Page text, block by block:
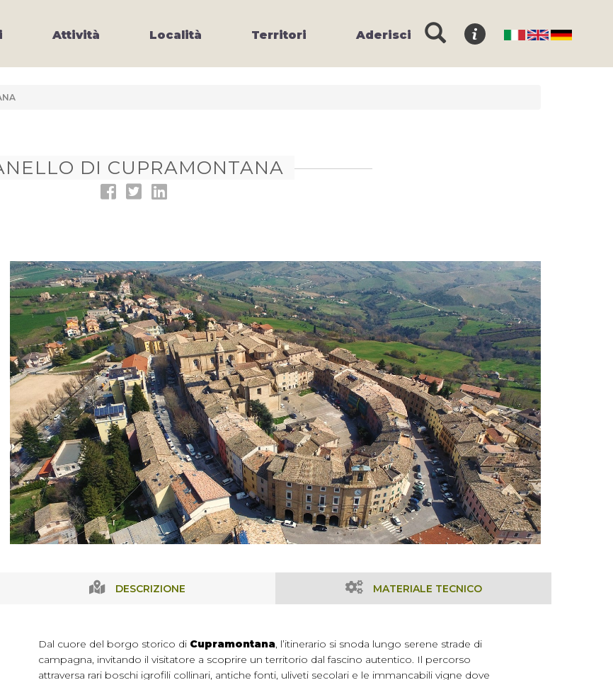
Attività Località Territori Aderisci
DI CUPRAMONTANA
DESCRIZIONE MATERIALE TECNICO
Dal cuore del borgo storico di Cupramontana, l’itinerario si snoda lungo serene strade di
campagna, invitando il visitatore a scoprire un territorio dal fascino autentico. Il percorso
attraversa rari boschi igrofili collinari, antiche fonti, uliveti secolari e le immancabili vigne dove